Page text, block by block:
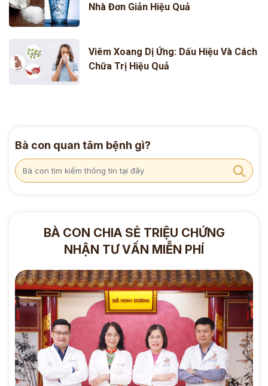
Nhà Đơn Giản Hiệu Quả
Viêm Xoang Dị Ứng: Dấu Hiệu Và Cách
Chữa Trị Hiệu Quả
Bà con quan tâm bệnh gì?
BÀ CON CHIA SẺ TRIỆU CHỨNG
NHẬN TƯ VẤN MIỄN PHÍ